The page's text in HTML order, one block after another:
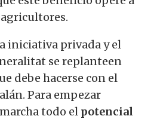
iniciativa privada y el
se replanteen
debe hacerse con el
Para empezar
todo el potencial